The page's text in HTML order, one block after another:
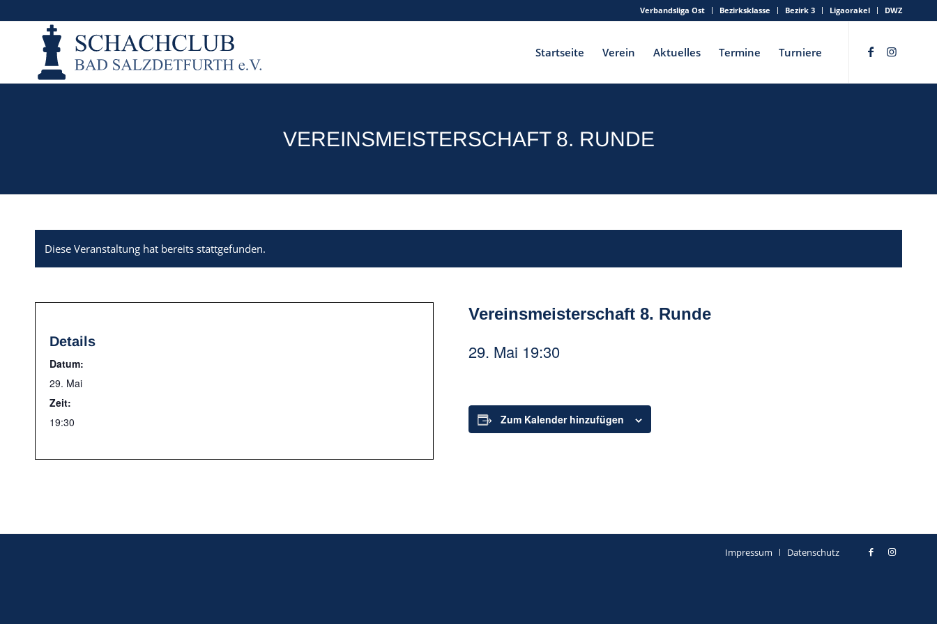
Verbandsliga Ost Bezirksklasse Bezirk 3 Ligaorakel DWZ
Startseite Verein Aktuelles Termine Turniere
VEREINSMEISTERSCHAFT 8. RUNDE
Diese Veranstaltung hat bereits stattgefunden.
Vereinsmeisterschaft 8. Runde
29. Mai 19:30
Zum Kalender hinzufügen
Details
Datum:
29. Mai
Zeit:
19:30
Impressum Datenschutz